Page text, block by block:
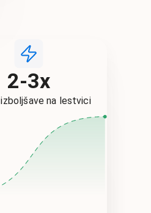
2-3x
izboljšave na lestvici